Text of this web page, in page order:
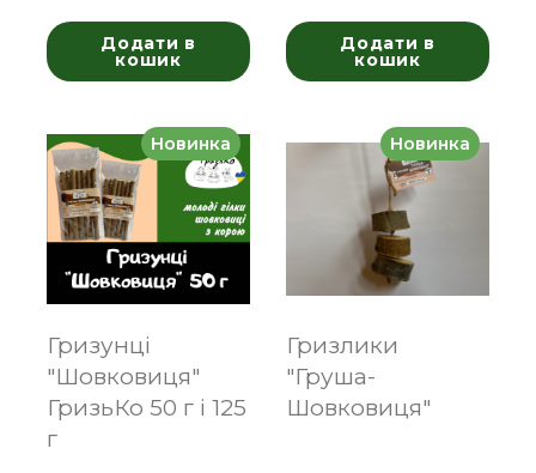
Додати в
кошик
Додати в
кошик
Новинка
Гризунці
"Шовковиця"
ГризьКо 50 г і 125
г
Новинка
Гризлики
"Груша-
Шовковиця"